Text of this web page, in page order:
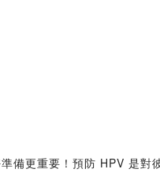
備更重要！預防 HPV 是